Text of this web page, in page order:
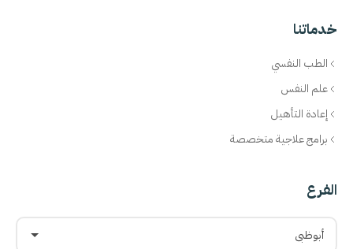
خدماتنا
الطب النفسي
علم النفس
إعادة التأهيل
برامج علاجية متخصصة
الفرع
أبوظبي